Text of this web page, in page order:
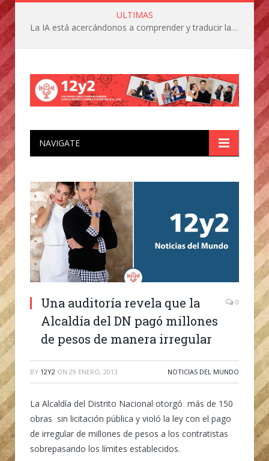
ULTIMAS
La IA está acercándonos a comprender y traducir las vocalizaciones y comportamientos de nuestras mascotas
NAVIGATE
Una auditoría revela que la
Alcaldía del DN pagó millones
de pesos de manera irregular
0
BY 12Y2 ON 29 ENERO, 2013 NOTICIAS DEL MUNDO
La Alcaldía del Distrito Nacional otorgó más de 150
obras sin licitación pública y violó la ley con el pago
de irregular de millones de pesos a los contratistas
sobrepasando los límites establecidos.